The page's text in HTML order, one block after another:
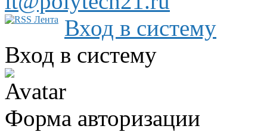
Вход в систему
Вход в систему
Форма авторизации